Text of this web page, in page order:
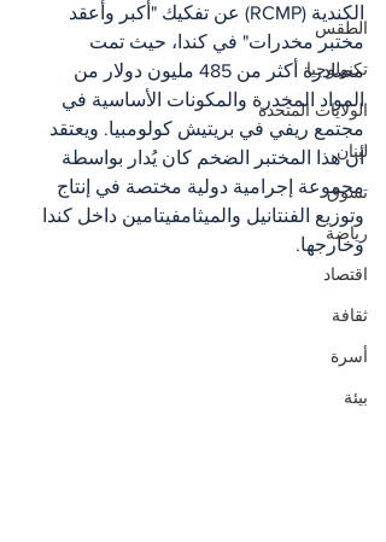
الطقس
تكنولوجيا
الولايات المتحدة
لبنان
تسوق
رياضة
اقتصاد
ثقافة
أسرة
بيئة
الكندية (RCMP) عن تفكيك "أكبر وأعقد
مختبر مخدرات" في كندا، حيث تمت
مصادرة أكثر من 485 مليون دولار من
المواد المخدرة والمكونات الأساسية في
مجتمع ريفي في بريتيش كولومبيا. ويعتقد
أن هذا المختبر الضخم كان يُدار بواسطة
مجموعة إجرامية دولية مختصة في إنتاج
وتوزيع الفنتانيل والميثامفيتامين داخل كندا
وخارجها.